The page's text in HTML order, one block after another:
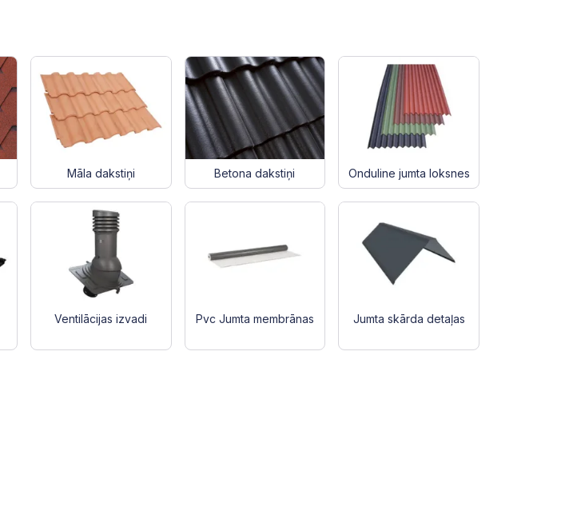
Māla dakstiņi Betona dakstiņi Onduline jumta loksnes
Ventilācijas izvadi Pvc Jumta membrānas Jumta skārda detaļas